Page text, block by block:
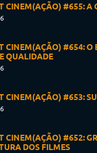
CINEM(AÇÃO) #655: A
CINEM(AÇÃO) #654: O
QUALIDADE
CINEM(AÇÃO) #653:
CINEM(AÇÃO) #652:
DOS FILMES